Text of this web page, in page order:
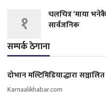
१
चलचित्र ‘माया
सार्वजनिक
सम्पर्क ठेगाना
दोभान मल्टिमिडियाद्धारा सञ्चालित
Karnaalikhabar.com